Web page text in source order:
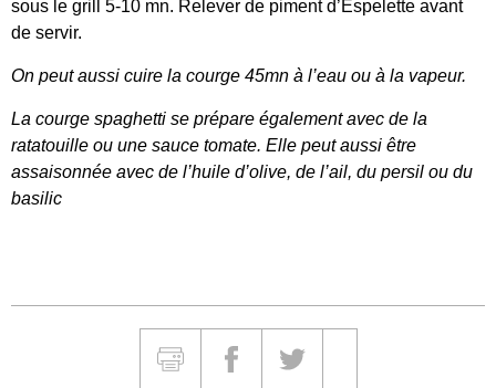
sous le grill 5-10 mn. Relever de piment d’Espelette avant
de servir.
On peut aussi cuire la courge 45mn à l’eau ou à la vapeur.
La courge spaghetti se prépare également avec de la
ratatouille ou une sauce tomate. Elle peut aussi être
assaisonnée avec de l’huile d’olive, de l’ail, du persil ou du
basilic
ImprimerPartager sur Facebook
Partager sur Twitter